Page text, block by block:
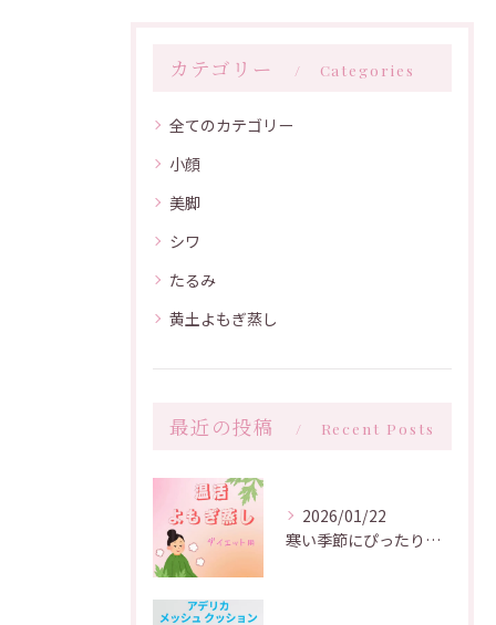
カテゴリー Categories
全てのカテゴリー
小顔
美脚
シワ
たるみ
黄土よもぎ蒸し
最近の投稿 Recent Posts
2026/01/22
寒い季節にぴったりな温活アイテム